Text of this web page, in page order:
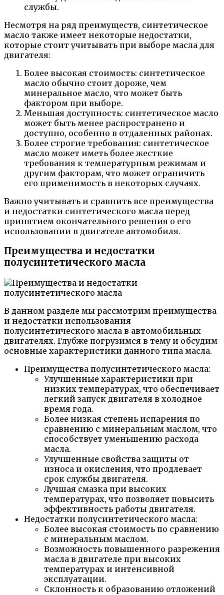
службы.
Несмотря на ряд преимуществ, синтетическое
масло также имеет некоторые недостатки,
которые стоит учитывать при выборе масла для
двигателя:
Более высокая стоимость: синтетическое
масло обычно стоит дороже, чем
минеральное масло, что может быть
фактором при выборе.
Меньшая доступность: синтетическое масло
может быть менее распространено и
доступно, особенно в отдаленных районах.
Более строгие требования: синтетическое
масло может иметь более жесткие
требования к температурным режимам и
другим факторам, что может ограничить
его применимость в некоторых случаях.
Важно учитывать и сравнить все преимущества
и недостатки синтетического масла перед
принятием окончательного решения о его
использовании в двигателе автомобиля.
Преимущества и недостатки
полусинтетического масла
В данном разделе мы рассмотрим преимущества
и недостатки использования
полусинтетического масла в автомобильных
двигателях. Глубже погрузимся в тему и обсудим
основные характеристики данного типа масла.
Преимущества полусинтетического масла:
Улучшенные характеристики при
низких температурах, что обеспечивает
легкий запуск двигателя в холодное
время года.
Более низкая степень испарения по
сравнению с минеральным маслом, что
способствует уменьшению расхода
масла.
Улучшенные свойства защиты от
износа и окисления, что продлевает
срок службы двигателя.
Лучшая смазка при высоких
температурах, что позволяет повысить
эффективность работы двигателя.
Недостатки полусинтетического масла:
Более высокая стоимость по сравнению
с минеральным маслом.
Возможность повышенного разрежения
масла в двигателе при высоких
температурах и интенсивной
эксплуатации.
Склонность к образованию отложений